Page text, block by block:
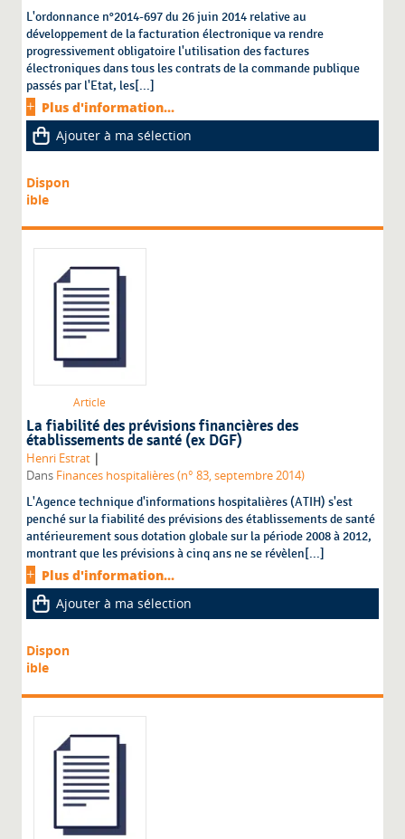
L'ordonnance n°2014-697 du 26 juin 2014 relative au
développement de la facturation électronique va rendre
progressivement obligatoire l'utilisation des factures
électroniques dans tous les contrats de la commande publique
passés par l'Etat, les[...]
Plus d'information...
Ajouter à ma sélection
Dispon
ible
Article
La fiabilité des prévisions financières des
établissements de santé (ex DGF)
Henri Estrat |
Dans Finances hospitalières (n° 83, septembre 2014)
L'Agence technique d'informations hospitalières (ATIH) s'est
penché sur la fiabilité des prévisions des établissements de santé
antérieurement sous dotation globale sur la période 2008 à 2012,
montrant que les prévisions à cinq ans ne se révèlen[...]
Plus d'information...
Ajouter à ma sélection
Dispon
ible